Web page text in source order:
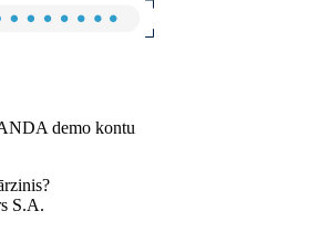
demo kontu
S.A.